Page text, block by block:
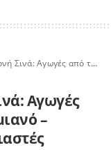
Δαμιανό – Σκληρή γλώσσα για «στασιαστές
Αγωγές
–